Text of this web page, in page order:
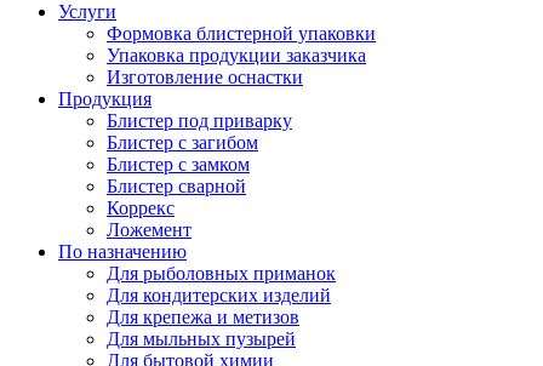
Услуги
Формовка блистерной упаковки
Упаковка продукции заказчика
Изготовление оснастки
Продукция
Блистер под приварку
Блистер с загибом
Блистер с замком
Блистер сварной
Коррекс
Ложемент
По назначению
Для рыболовных приманок
Для кондитерских изделий
Для крепежа и метизов
Для мыльных пузырей
Для бытовой химии